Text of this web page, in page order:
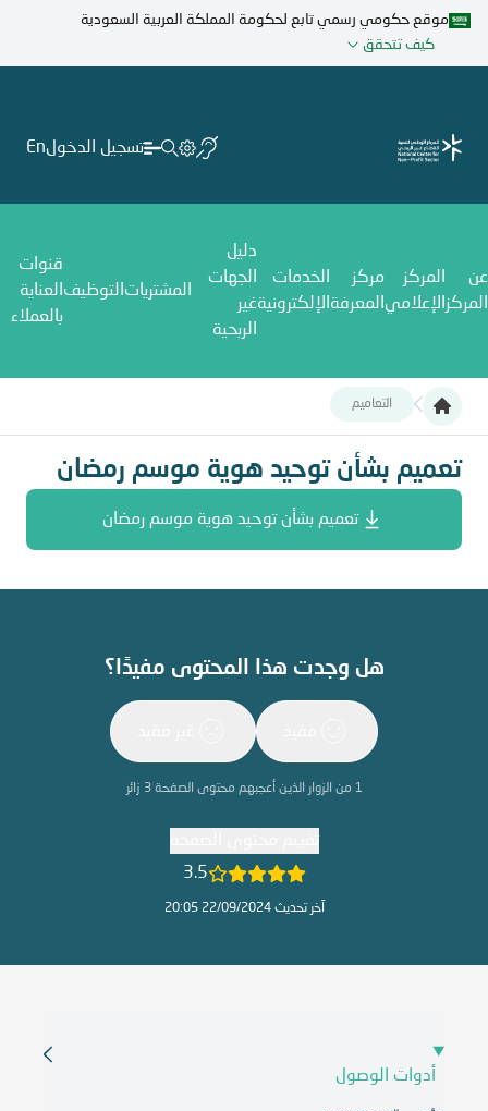
تجاوز
المحتوى
موقع حكومي رسمي تابع لحكومة المملكة العربية السعودية
كيف تتحقق
تسجيل الدخولEn
عن
المركز
المركز
الإعلامي
مركز
المعرفة
الخدمات
الإلكترونية
دليل
الجهات
غير
الربحية
المشتريات التوظيف
قنوات
العناية
بالعملاء
التعاميم
تعميم بشأن توحيد هوية موسم رمضان
تعميم بشأن توحيد هوية موسم رمضان
تعميم بشأن توحيد هوية موسم رمضان
هل وجدت هذا المحتوى مفيدًا؟
1 من الزوار الذين أعجبهم محتوى الصفحة3 زائر
3.5
آخر تحديث 22/09/2024 20:05
أدوات الوصول